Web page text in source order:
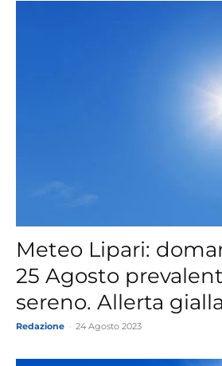
Meteo Lipari:
25 Agosto
sereno. Allerta
Redazione 24 Agosto 2023